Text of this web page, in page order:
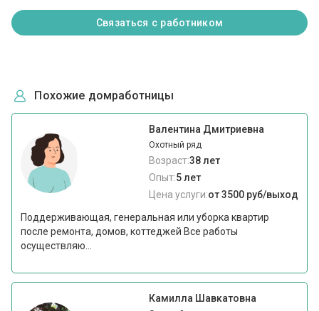
Связаться с работником
Похожие домработницы
Валентина Дмитриевна
Охотный ряд
Возраст:38 лет
Опыт:5 лет
Цена услуги:от 3500 руб/выход
Поддерживающая, генеральная или уборка квартир
после ремонта, домов, коттеджей Все работы
осуществляю...
Камилла Шавкатовна